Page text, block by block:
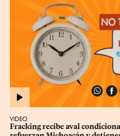
VIDEO
Fracking recibe aval